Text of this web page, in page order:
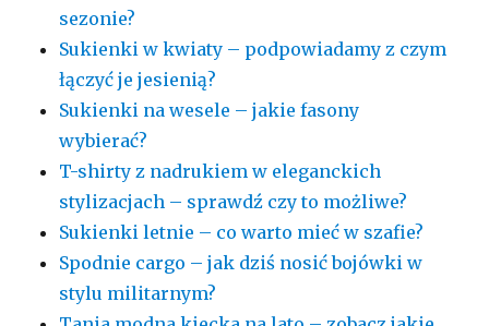
sezonie?
Sukienki w kwiaty – podpowiadamy z czym
łączyć je jesienią?
Sukienki na wesele – jakie fasony
wybierać?
T-shirty z nadrukiem w eleganckich
stylizacjach – sprawdź czy to możliwe?
Sukienki letnie – co warto mieć w szafie?
Spodnie cargo – jak dziś nosić bojówki w
stylu militarnym?